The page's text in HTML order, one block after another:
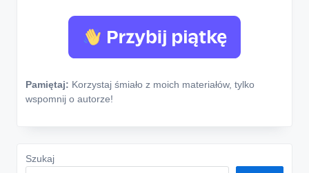
Pamiętaj: Korzystaj śmiało z moich materiałów, tylko
wspomnij o autorze!
Szukaj